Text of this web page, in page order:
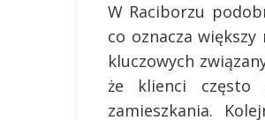
W Raciborzu
co oznacza
kluczowych
że klienci często
zamieszkania.